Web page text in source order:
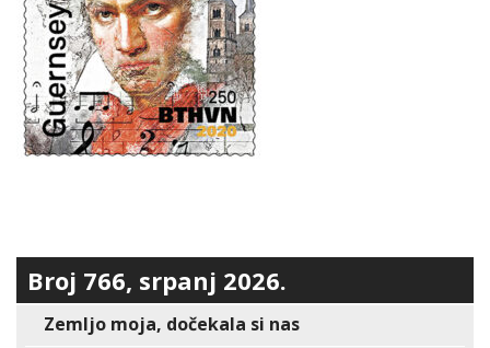
Broj 766, srpanj 2026.
Zemljo moja, dočekala si nas